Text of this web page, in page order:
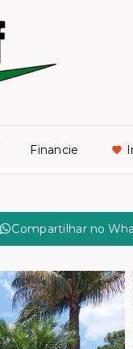
Financie
Compartilhar no